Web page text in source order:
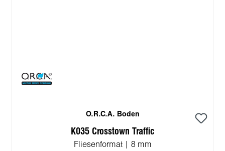
O.R.C.A. Boden
K035 Crosstown Traffic
Fliesenformat | 8 mm